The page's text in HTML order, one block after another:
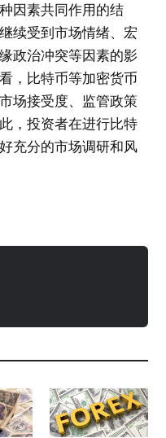
因素共同作用的结
续受到市场情绪、宏
政治冲突等因素的影
，比特币等加密货币
场接受度、监管政策
，投资者在进行比特
充分的市场调研和风